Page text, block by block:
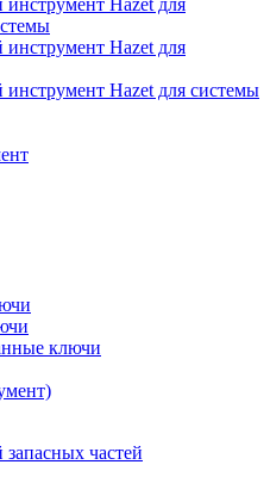
Hazet для
Hazet для
Hazet для системы
ключи